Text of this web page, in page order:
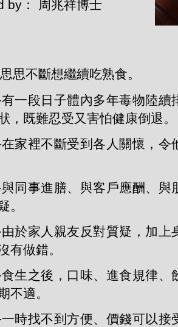
by： 周兆祥博士
思不斷想繼續吃熟食。
一段日子體內多年毒物陸續
，既難忍受又害怕健康倒退。
家裡不斷受到各人關懷，令
同事進膳、與客戶應酬、與
。
於家人親友反對質疑，加上
有做錯。
生之後，口味、進食規律、
不適。
時找不到方便、價錢可以接